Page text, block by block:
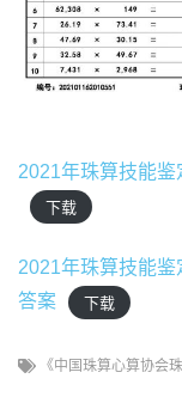
2021年珠算技能
下载
2021年珠算技能
答案
下载
《中国珠算心算协会